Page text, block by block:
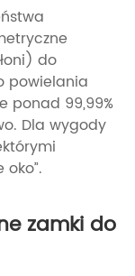
do
powielania
ponad 99,99%
Dla wygody
zamki do